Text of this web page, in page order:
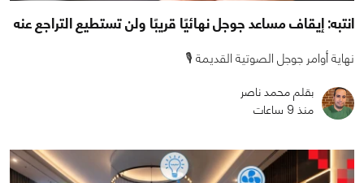
انتبه: إيقاف مساعد جوجل نهائيًا قريبًا ولن تستطيع التراجع عنه
نهاية أوامر جوجل الصوتية القديمة 🎙️
بقلم محمد ناصر
منذ 9 ساعات